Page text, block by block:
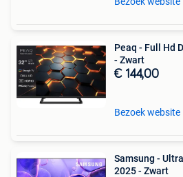
Peaq - Full Hd Direct Led-tv 32 Inch 2025
- Zwart
€ 144,00
Bezoek website
Samsung - Ultra Hd 4k Led-tv 75 Inch
2025 - Zwart